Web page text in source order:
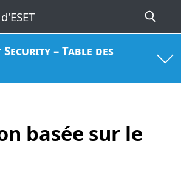
Security – Table des
basée sur le